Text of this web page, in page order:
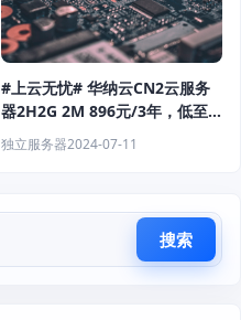
#上云无忧# 华纳云CN2云服务
器2H2G 2M 896元/3年，低至
24元/月，续费同价
独立服务器2024-07-11
搜索